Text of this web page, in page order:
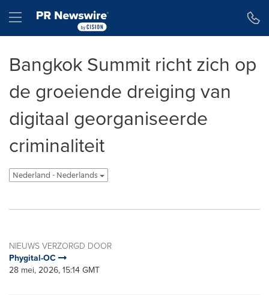
Hamburger menu
Bangkok Summit richt zich op
de groeiende dreiging van
digitaal georganiseerde
criminaliteit
Nederland - Nederlands
NIEUWS VERZORGD DOOR
Phygital-OC
28 mei, 2026, 15:14 GMT